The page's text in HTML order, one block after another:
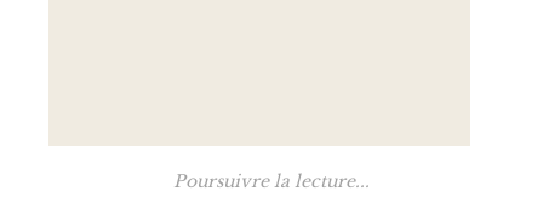
Poursuivre la lecture...